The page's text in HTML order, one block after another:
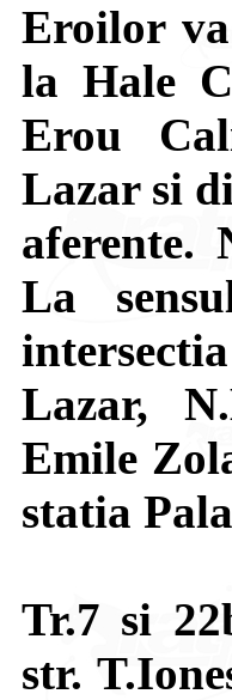
Eroilor
la Hale
Erou
Lazar si
aferente.
La
Lazar,
Emile
statia
Tr.7 si
str.